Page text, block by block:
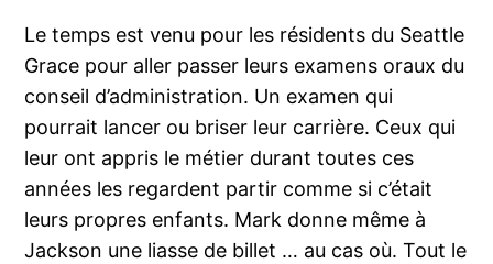
Le temps est venu pour les résidents du Seattle
Grace pour aller passer leurs examens oraux du
conseil d’administration. Un examen qui
pourrait lancer ou briser leur carrière. Ceux qui
leur ont appris le métier durant toutes ces
années les regardent partir comme si c’était
leurs propres enfants. Mark donne même à
Jackson une liasse de billet … au cas où. Tout le